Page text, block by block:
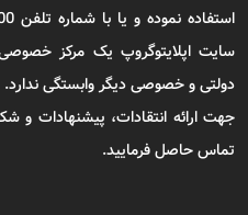
سایت اپلایتوگروپ یک مرکز
دولتی و خصوصی دیگر وابستگی ندارد.
تماس حاصل فرمایید.